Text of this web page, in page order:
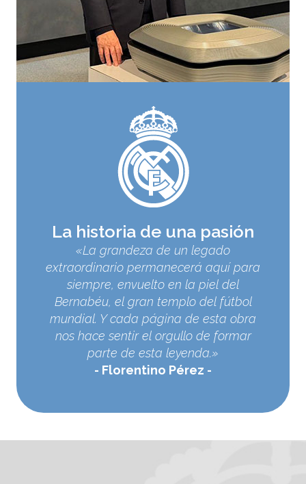
La historia de una pasión
«La grandeza de un legado
extraordinario permanecerá aquí para
siempre, envuelto en la piel del
Bernabéu, el gran templo del fútbol
mundial. Y cada página de esta obra
nos hace sentir el orgullo de formar
parte de esta leyenda.»
Florentino Pérez